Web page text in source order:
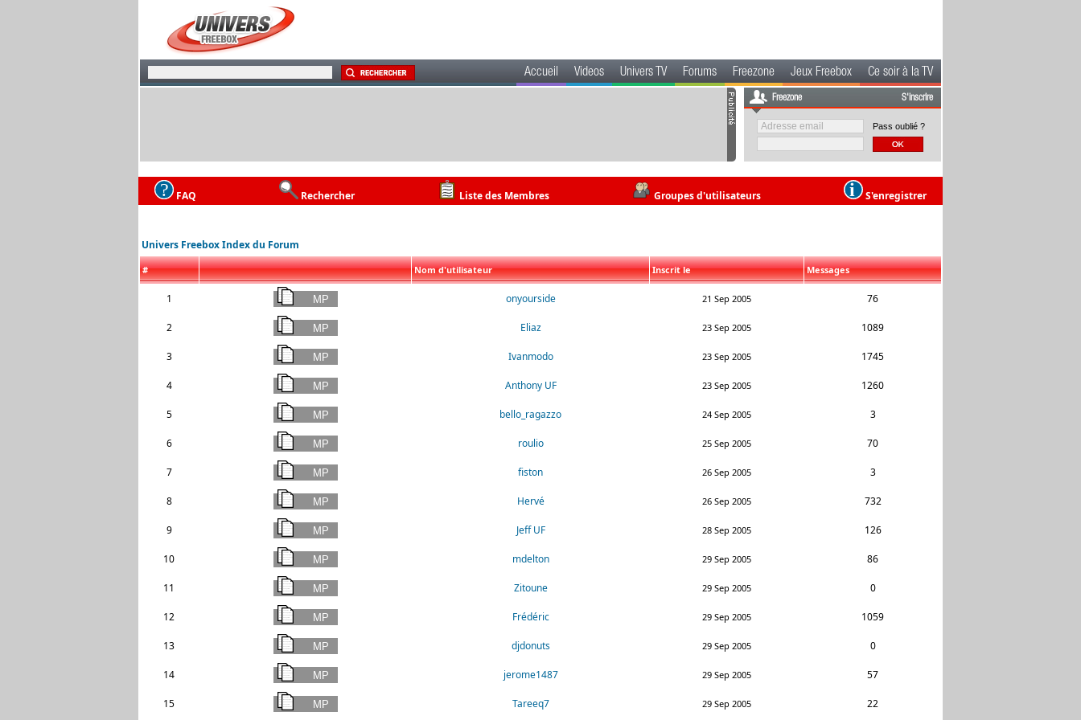
Accueil Videos Univers TV Forums Freezone Jeux Freebox Ce soir à la TV
Freezone S'inscrire
Pass oublié ?
FAQ Rechercher Liste des Membres Groupes d'utilisateurs S'enregistrer
Univers Freebox Index du Forum
# Nom d'utilisateur Inscrit le Messages
1 onyourside 21 Sep 2005 76
2 Eliaz 23 Sep 2005 1089
3 Ivanmodo 23 Sep 2005 1745
4 Anthony UF 23 Sep 2005 1260
5 bello_ragazzo 24 Sep 2005 3
6 roulio 25 Sep 2005 70
7 fiston 26 Sep 2005 3
8 Hervé 26 Sep 2005 732
9 Jeff UF 28 Sep 2005 126
10 mdelton 29 Sep 2005 86
11 Zitoune 29 Sep 2005 0
12 Frédéric 29 Sep 2005 1059
13 djdonuts 29 Sep 2005 0
14 jerome1487 29 Sep 2005 57
15 Tareeq7 29 Sep 2005 22